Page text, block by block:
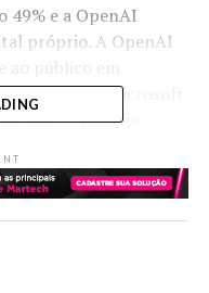
49% e a OpenAI
próprio. A OpenAI
bilhões. A Microsoft
2019 e planeja
News.
contábeis”